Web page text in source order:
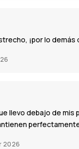
¡por lo demás
llevo debajo de mis
2026